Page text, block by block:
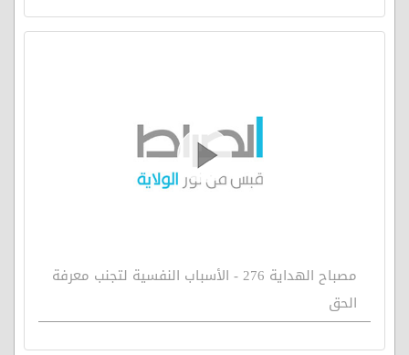
مصباح الهداية 276 - الأسباب النفسية لتجنب معرفة
الحق